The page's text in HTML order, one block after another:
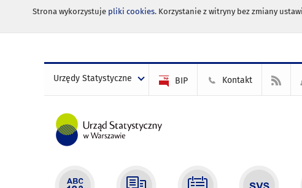
Strona wykorzystuje pliki cookies. Korzystanie z witryny bez zmiany
Urzędy Statystyczne BIP Kontakt